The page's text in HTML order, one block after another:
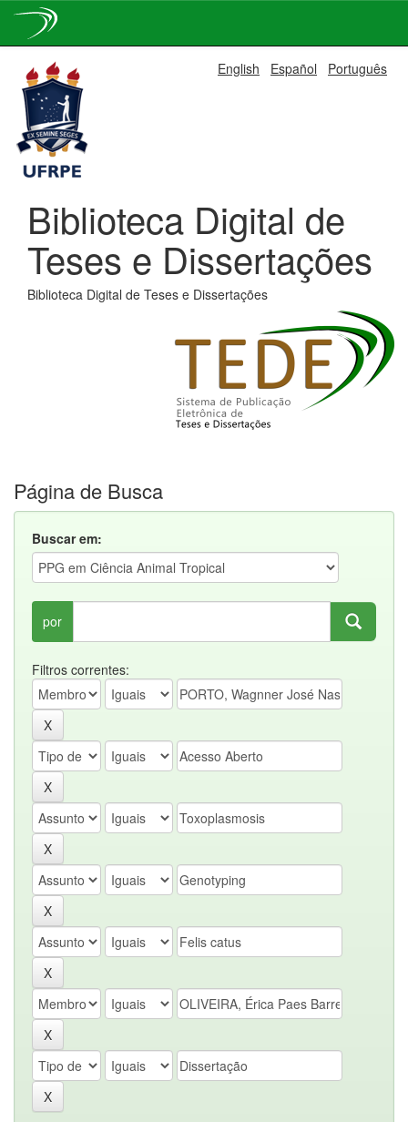
navigation
English Español Português
Biblioteca Digital de
Teses e Dissertações
Biblioteca Digital de Teses e Dissertações
Página de Busca
Buscar em:
por
Filtros correntes: